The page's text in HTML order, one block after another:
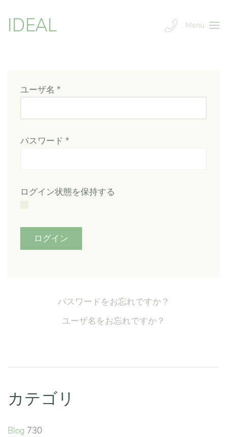
IDEAL Menu
ユーザ名 *
パスワード *
ログイン状態を保持する
ログイン
パスワードをお忘れですか？
ユーザ名をお忘れですか？
カテゴリ
Blog 730